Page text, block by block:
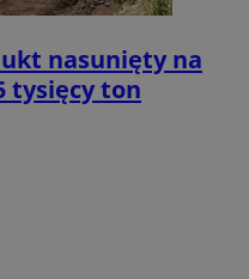
nasunięty na
tysięcy ton